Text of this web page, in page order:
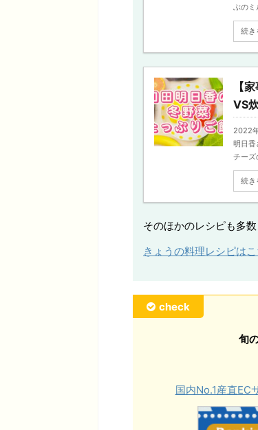
ぶのミ
続き
【
VS
2022
明日香
チーズ
続き
そのほかのレシピも多数
きょうの料理レシピは
check
旬
国内No.1産直EC